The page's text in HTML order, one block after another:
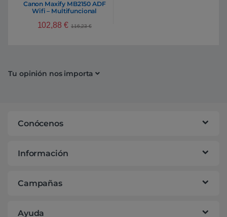
Canon Maxify MB2150 ADF
Wifi – Multifuncional
102,88 € 116,23€
Tu opinión nos importa
Conócenos
Información
Campañas
Ayuda